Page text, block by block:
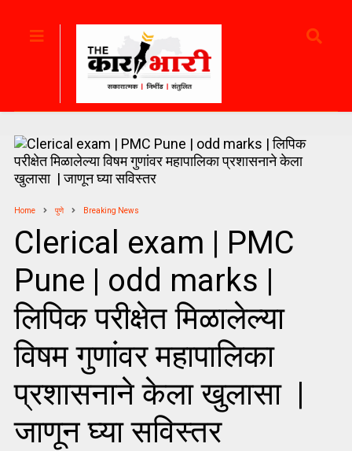
Home पुणे Breaking News
Clerical exam | PMC
Pune | odd marks |
लिपिक परीक्षेत मिळालेल्या
विषम गुणांवर महापालिका
प्रशासनाने केला खुलासा |
जाणून घ्या सविस्तर